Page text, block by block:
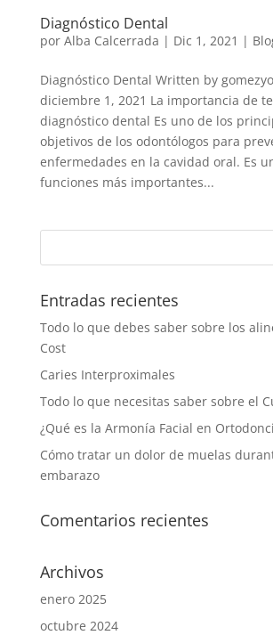
Diagnóstico Dental
por Alba Calcerrada | Dic 1, 2021 |
Diagnóstico Dental Written by
diciembre 1, 2021 La importancia de
diagnóstico dental Es uno de los
objetivos de los odontólogos para
enfermedades en la cavidad oral. Es
funciones más importantes...
Entradas recientes
Todo lo que debes saber sobre los
Cost
Caries Interproximales
Todo lo que necesitas saber sobre el
¿Qué es la Armonía Facial en
Cómo tratar un dolor de muelas
embarazo
Comentarios recientes
Archivos
enero 2025
octubre 2024